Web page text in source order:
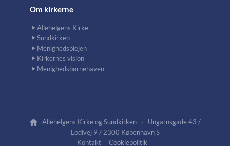
Om kirkerne
Allehelgens Kirke
Sundkirken
Menighedsplejen
Kirkernes vision
Menighedsbørnehaven
Allehelgens Kirke og Sundkirken · Ungarnsgade 43 /
Lodivej 9 / 2300 København S
Kontakt
Cookiepolitik